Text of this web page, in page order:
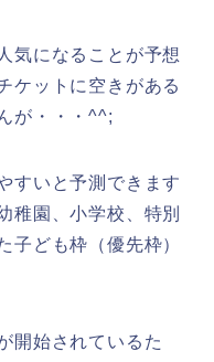
気になることが予想
ケットに空きがある
が・・・^^;
すいと予測できます
稚園、小学校、特別
子ども枠（優先枠）
開始されているた